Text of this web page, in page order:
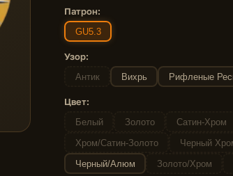
Патрон:
GU5.3
Узор:
Антик Вихрь Рифленые
Цвет:
Белый Золото Сатин-Хром
Хром/Сатин-Золото
Черный
Черный/Алюм
Золото/Хром